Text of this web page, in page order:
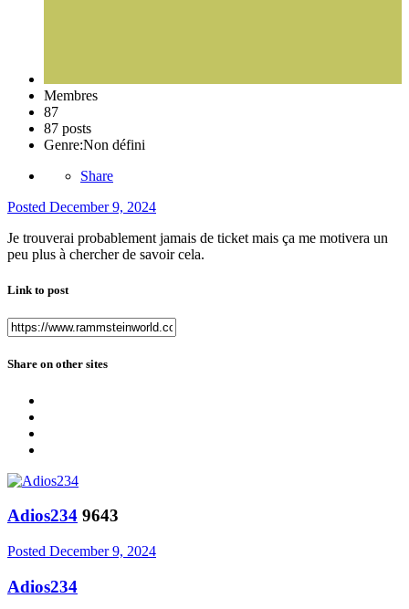
Membres
87
87 posts
Genre:Non défini
Share
Posted December 9, 2024
Je trouverai probablement jamais de ticket mais ça me motivera un
peu plus à chercher de savoir cela.
Link to post
Share on other sites
Adios234 9643
Posted December 9, 2024
Adios234